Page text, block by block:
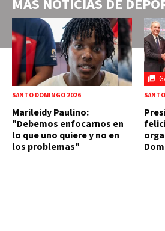
MÁS NOTICIAS DE
SANTO DOMINGO 2026
Marileidy Paulino:
"Debemos enfocarnos en
lo que uno quiere y no en
los problemas"